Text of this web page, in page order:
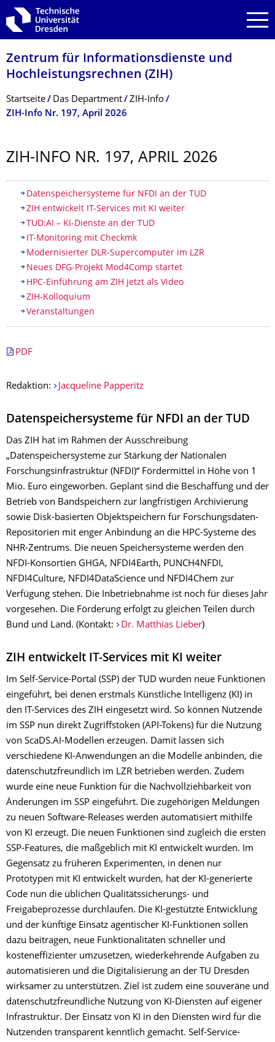
Zur Hauptnavigation springen
Zur Suche springen
Zum Inhalt springen
Zentrum für Informations­dienste und
Hochleistungs­rechnen (ZIH)
Breadcrumb-Menü
Startseite Das Department
ZIH-Info
ZIH-Info Nr. 197, April 2026
ZIH-INFO NR. 197, APRIL 2026
Inhaltsverzeichnis
Datenspeichersysteme für NFDI an der TUD
ZIH entwickelt IT-Services mit KI weiter
TUD:AI – KI-Dienste an der TUD
IT-Monitoring mit Checkmk
Modernisierter DLR-Supercomputer im LZR
Neues DFG-Projekt Mod4Comp startet
HPC-Einführung am ZIH jetzt als Video
ZIH-Kolloquium
Veranstaltungen
PDF
Redaktion: Jacqueline Papperitz
Datenspeichersysteme für NFDI an der TUD
Das ZIH hat im Rahmen der Ausschreibung
„Datenspeichersysteme zur Stärkung der Nationalen
Forschungsinfrastruktur (NFDI)“ Fördermittel in Höhe von 1
Mio. Euro eingeworben. Geplant sind die Beschaffung und der
Betrieb von Bandspeichern zur langfristigen Archivierung
sowie Disk-basierten Objektspeichern für Forschungsdaten-
Repositorien mit enger Anbindung an die HPC-Systeme des
NHR-Zentrums. Die neuen Speichersysteme werden den
NFDI-Konsortien GHGA, NFDI4Earth, ­PUNCH4NFDI,
NFDI4Culture, NFDI4DataScience und NFDI4Chem zur
Verfügung stehen. Die Inbetriebnahme ist noch für dieses Jahr
vorgesehen. Die Förderung erfolgt zu gleichen Teilen durch
Bund und Land. (Kontakt:
Dr. Matthias Lieber)
ZIH entwickelt IT-Services mit KI weiter
Im Self-Service-Portal (SSP) der TUD wurden neue Funktionen
eingeführt, bei denen erstmals Künstliche Intelligenz (KI) in
den IT-Services des ZIH eingesetzt wird. So können Nutzende
im SSP nun direkt Zugriffstoken (API-Tokens) für die Nutzung
von ScaDS.AI-Modellen erzeugen. Damit lassen sich
verschiedene KI-Anwendungen an die Modelle anbinden, die
datenschutzfreundlich im LZR betrieben werden. Zudem
wurde eine neue Funktion für die Nachvollziehbarkeit von
Änderungen im SSP eingeführt. Die zugehörigen Meldungen
zu neuen Software-Releases werden automatisiert mithilfe
von KI erzeugt. Die neuen Funktionen sind zugleich die ersten
SSP-Features, die maßgeblich mit KI entwickelt wurden. Im
Gegensatz zu früheren Experimenten, in denen nur
Prototypen mit KI entwickelt wurden, hat der KI-generierte
Code nun die üblichen Qualitätssicherungs- und
Freigabeprozesse durchlaufen. Die KI-gestützte Entwicklung
und der künftige Einsatz agentischer KI-Funktionen sollen
dazu beitragen, neue Funktionalitäten schneller und
kosteneffizienter umzusetzen, wiederkehrende Aufgaben zu
automatisieren und die Digitalisierung an der TU Dresden
wirksamer zu unterstützen. Ziel ist zudem eine souveräne und
datenschutzfreundliche Nutzung von KI-Diensten auf eigener
Infrastruktur. Der Einsatz von KI in den Diensten wird für die
Nutzenden transparent kenntlich gemacht. Self-Service-